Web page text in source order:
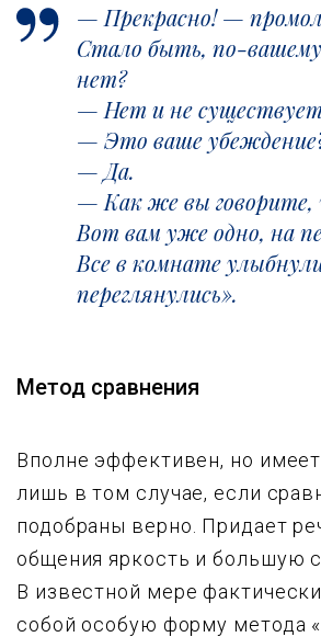
— Прекрасно! —
Стало быть, по-
нет?
— Нет и не
— Это ваше
— Да.
— Как же вы говорите,
Вот вам уже одно, на
Все в комнате
переглянулись».
Метод сравнения
Вполне эффективен, но
лишь в том случае, если
подобраны верно. Придает
общения яркость и большую
В известной мере
собой особую форму метода